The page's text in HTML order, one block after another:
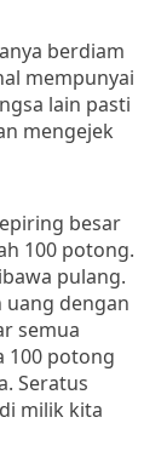
berdiam
mempunyai
lain pasti
mengejek
besar
100 potong.
pulang.
dengan
semua
100 potong
Seratus
milik kita